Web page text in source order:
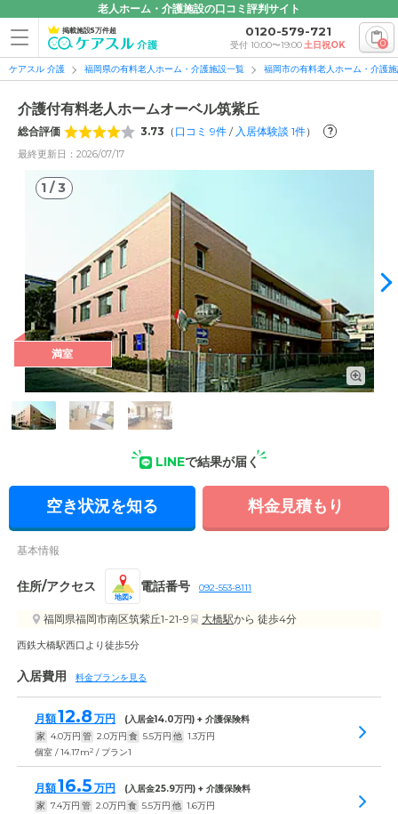
老人ホーム・介護施設の口コミ評判サイト
掲載施設5万件超 0120-579-721
受付 10:00〜19:00土日祝OK 0
ケアスル 介護 福岡県の有料老人ホーム・介護施設一覧 福岡市の有料老人ホーム・介護
介護付有料老人ホームオーベル筑紫丘
総合評価 3.73 （ 口コミ 9件 /入居体験談 1件） ?
最終更新日：2026/07/17
1 /3
1/3
外観の写真
満室
LINEで結果が届く
空き状況を知る 料金見積もり
基本情報
住所/アクセス
地図
電話番号 092-553-8111
福岡県福岡市南区筑紫丘1-21-9 大橋駅から 徒歩4分
西鉄大橋駅西口より徒歩5分
入居費用 料金プランを見る
月額12.8 万円 (入居金14.0万円) + 介護保険料
家 4.0万円 管 2.0万円 食 5.5万円 他 1.3万円
個室 / 14.17m2 / プラン1
月額16.5 万円 (入居金25.9万円) + 介護保険料
家 7.4万円 管 2.0万円 食 5.5万円 他 1.6万円